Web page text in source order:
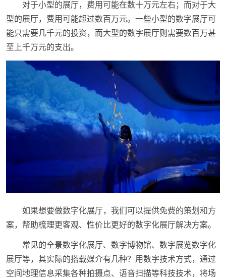
对于小型的展厅，费用可能在数十万元左右；而对于大
型的展厅，费用可能超过数百万元。一些小型的数字展厅可
能只需要几千元的投资，而大型的数字展厅则需要数百万甚
至上千万元的支出。
如果想要做数字化展厅，我们可以提供免费的策划和方
案，帮助梳理更客观、性价比更好的数字化展厅解决方案。
常见的全景数字化展厅、数字博物馆、数字展览数字化
展厅等，其实际的搭载媒介有几种？用数字技术方式，通过
空间地理信息采集各种拍摄点、语音扫描等科技技术，将场